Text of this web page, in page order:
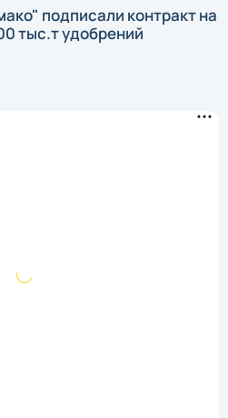
подписали контракт на
тыс.т удобрений